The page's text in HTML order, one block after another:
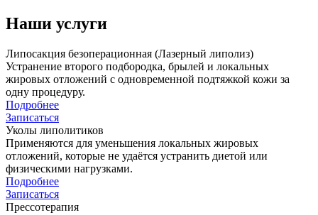
Наши услуги
Липосакция безоперационная (Лазерный липолиз)
Устранение второго подбородка, брылей и локальных
жировых отложений с одновременной подтяжкой кожи за
одну процедуру.
Подробнее
Записаться
Уколы липолитиков
Применяются для уменьшения локальных жировых
отложений, которые не удаётся устранить диетой или
физическими нагрузками.
Подробнее
Записаться
Прессотерапия